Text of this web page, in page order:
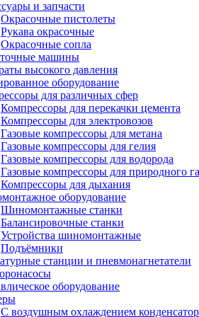
и запчасти
Окрасочные пистолеты
Рукава окрасочные
Окрасочные сопла
машины
высокого давления
оборудование
для различных сфер
Компрессоры для перекачки цемента
Компрессоры для электровозов
Газовые компрессоры для метана
Газовые компрессоры для гелия
Газовые компрессоры для водорода
Газовые компрессоры для природного
Компрессоры для дыхания
оборудование
Шиномонтажные станки
Балансировочные станки
Устройства шиномонтажные
Подъёмники
станции и пневмонагнетатели
оборудование
С воздушным охлаждением